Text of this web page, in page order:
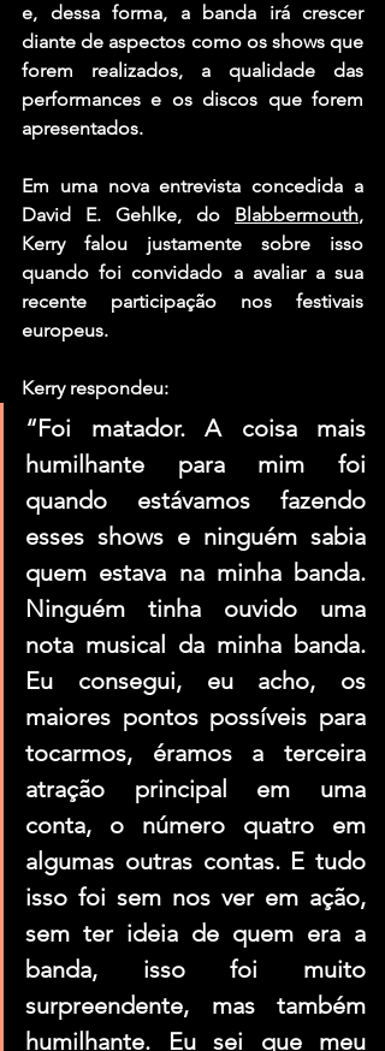
e, dessa forma, a banda irá crescer
diante de aspectos como os shows que
forem realizados, a qualidade das
performances e os discos que forem
apresentados.
David E. Gehlke, do Blabbermouth
Kerry falou justamente sobre isso
quando foi convidado a avaliar a sua
recente participação nos festivais
europeus.
Kerry respondeu:
“Foi matador. A coisa mais
humilhante para mim foi
quando estávamos fazendo
esses shows e ninguém sabia
quem estava na minha banda.
Ninguém tinha ouvido uma
nota musical da minha banda.
Eu consegui, eu acho, os
maiores pontos possíveis para
tocarmos, éramos a terceira
atração principal em uma
conta, o número quatro em
algumas outras contas. E tudo
isso foi sem nos ver em ação,
sem ter ideia de quem era a
banda, isso foi muito
surpreendente, mas também
humilhante. Eu sei que meu